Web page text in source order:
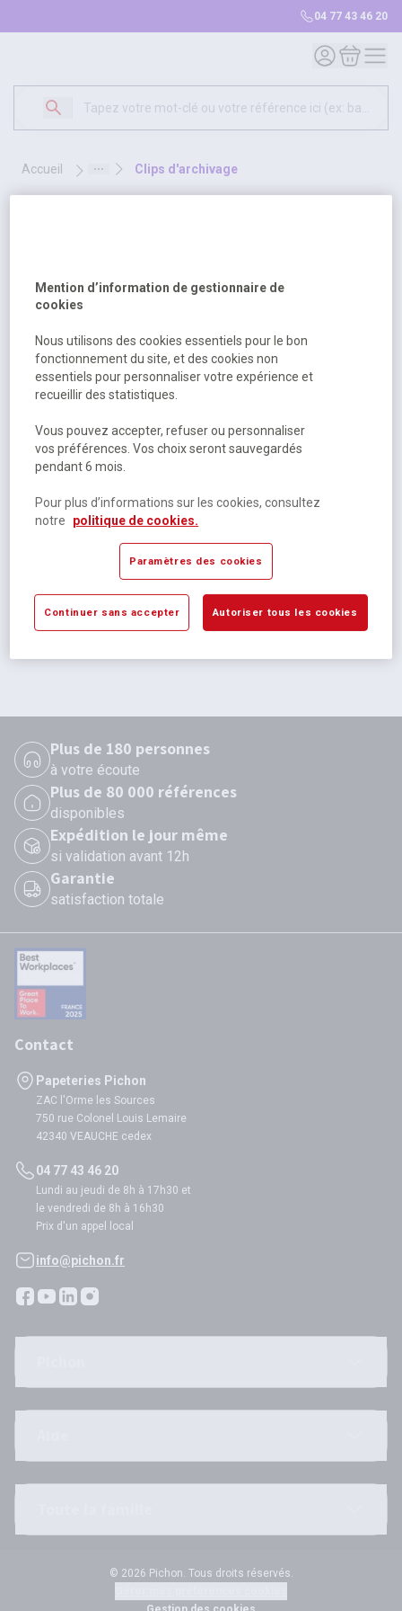
04 77 43 46 20
Mon compte
Mon
accueil clips d'archivage
1 produit
Clip d'archivage - Fellowes
36,02 €HT
43,22 €TTC
Plus de 180 personnes
à votre écoute
Plus de 80 000 références
disponibles
Expédition le jour même
si validation avant 12h
Garantie
satisfaction totale
Contact
Papeteries Pichon
ZAC l'Orme les Sources
750 rue Colonel Louis Lemaire
42340 VEAUCHE cedex
04 77 43 46 20
Lundi au jeudi de 8h à 17h30 et
le vendredi de 8h à 16h30
Prix d'un appel local
info@pichon.fr
© 2026 Pichon. Tous droits réservés.
Mention d’information de gestionnaire de
cookies
Nous utilisons des cookies essentiels pour le bon
fonctionnement du site, et des cookies non
essentiels pour personnaliser votre expérience et
recueillir des statistiques.
Vous pouvez accepter, refuser ou personnaliser
vos préférences. Vos choix seront sauvegardés
pendant 6 mois.
Pour plus d’informations sur les cookies, consultez
notre
politique de cookies.
Paramètres des cookies
Continuer sans accepter Autoriser tous les cookies